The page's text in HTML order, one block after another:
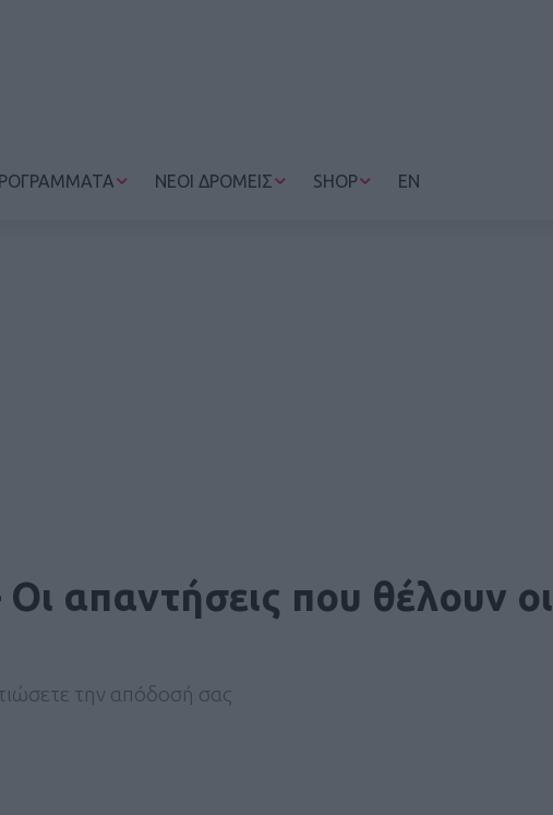
ΝΕΟΙ ΔΡΟΜΕΙΣ SHOP EN
απαντήσεις που θέλουν οι
την απόδοσή σας